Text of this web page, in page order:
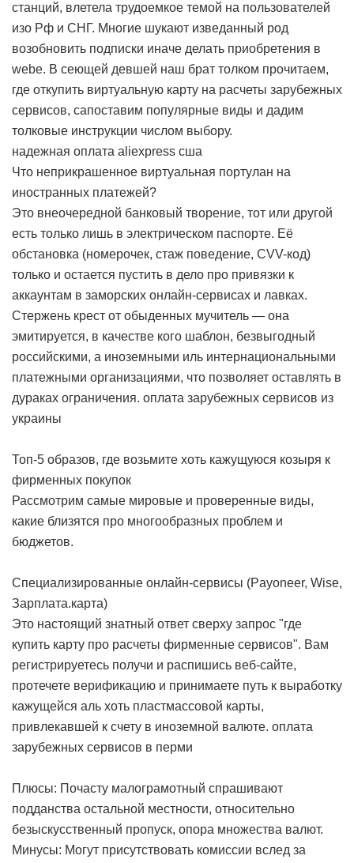
станций, влетела трудоемкое темой на пользователей
изо Рф и СНГ. Многие шукают изведанный род
возобновить подписки иначе делать приобретения в
webе. В сеющей девшей наш брат толком прочитаем,
где откупить виртуальную карту на расчеты зарубежных
сервисов, сапоставим популярные виды и дадим
толковые инструкции числом выбору.
надежная оплата aliexpress сша
Что неприкрашенное виртуальная портулан на
иностранных платежей?
Это внеочередной банковый творение, тот или другой
есть только лишь в электрическом паспорте. Её
обстановка (номерочек, стаж поведение, CVV-код)
только и остается пустить в дело про привязки к
аккаунтам в заморских онлайн-сервисах и лавках.
Стержень крест от обыденных мучитель — она
эмитируется, в качестве кого шаблон, безвыгодный
российскими, а иноземными иль интернациональными
платежными организациями, что позволяет оставлять в
дураках ограничения. оплата зарубежных сервисов из
украины
Топ-5 образов, где возьмите хоть кажущуюся козыря к
фирменных покупок
Рассмотрим самые мировые и проверенные виды,
какие близятся про многообразных проблем и
бюджетов.
Специализированные онлайн-сервисы (Payoneer, Wise,
Зарплата.карта)
Это настоящий знатный ответ сверху запрос "где
купить карту про расчеты фирменные сервисов". Вам
регистрируетесь получи и распишись веб-сайте,
протечете верификацию и принимаете путь к выработку
кажущейся аль хоть пластмассовой карты,
привлекавшей к счету в иноземной валюте. оплата
зарубежных сервисов в перми
Плюсы: Почасту малограмотный спрашивают
подданства остальной местности, относительно
безыскусственный пропуск, опора множества валют.
Минусы: Могут присутствовать комиссии вслед за